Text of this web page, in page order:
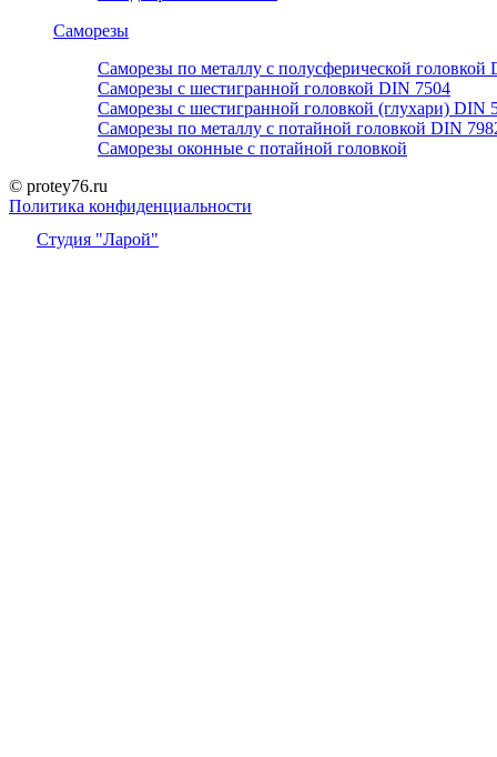
Саморезы
Саморезы по металлу с полусферической головкой
Саморезы с шестигранной головкой DIN 7504
Саморезы с шестигранной головкой (глухари) DIN
Саморезы по металлу с потайной головкой DIN
Саморезы оконные с потайной головкой
© protey76.ru
Политика конфиденциальности
Студия "Ларой"